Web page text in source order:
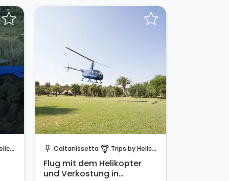
push_pin Caltanissetta paragliding Trips by Helicopter
Flug mit dem Helikopter
und Verkostung in